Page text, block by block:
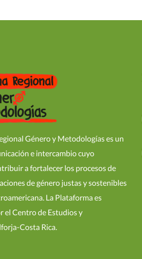
Género y Metodologías es un
e intercambio cuyo
a fortalecer los procesos de
de género justas y sostenibles
La Plataforma es
el Centro de Estudios y
Costa Rica.